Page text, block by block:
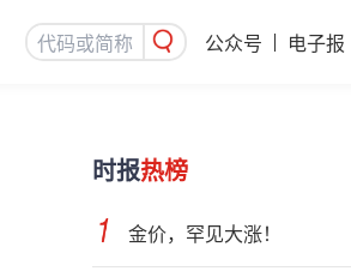
公众号 电子报
时报热榜
金价，罕见大涨！